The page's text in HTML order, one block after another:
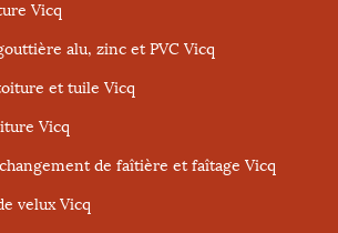
Vicq
alu, zinc et PVC Vicq
et tuile Vicq
Vicq
de faîtière et faîtage Vicq
velux Vicq